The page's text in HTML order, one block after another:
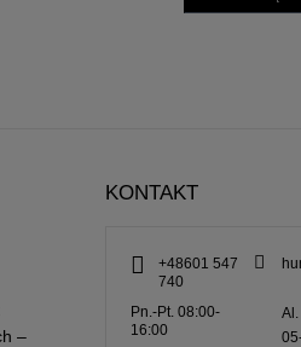
–
KONTAKT
+48601 547
740
Pn.-Pt. 08:00-
16:00